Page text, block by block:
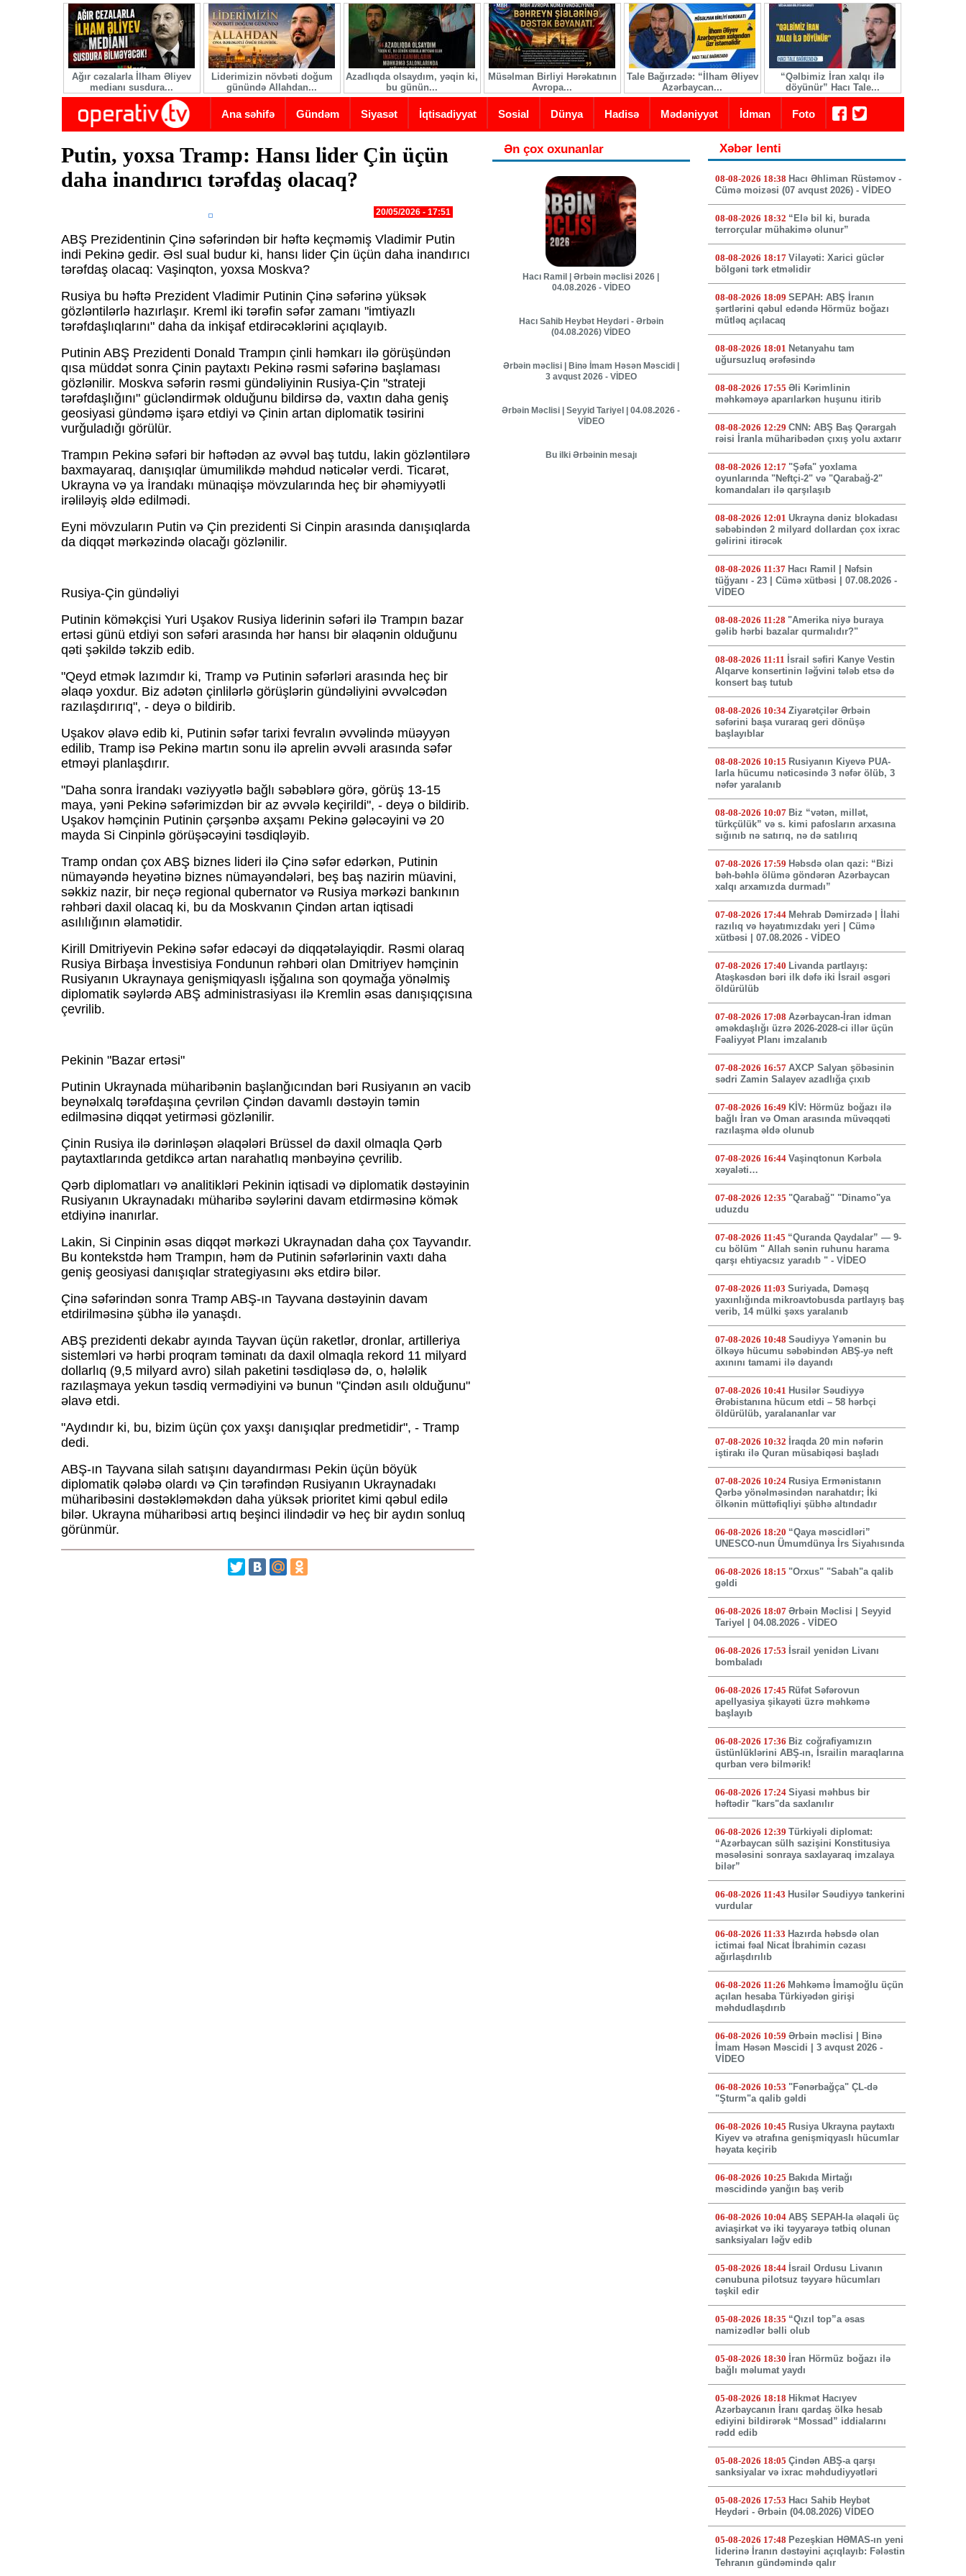
Skip to main content
Ağır cəzalarla İlham Əliyev
medianı susdura...
Liderimizin növbəti doğum
günündə Allahdan...
Azadlıqda olsaydım, yəqin ki,
bu günün...
Müsəlman Birliyi Hərəkatının
Avropa...
Tale Bağırzadə: “İlham Əliyev
Azərbaycan...
“Qəlbimiz İran xalqı ilə
döyünür” Hacı Tale...
Ana səhifə Gündəm Siyasət İqtisadiyyat Sosial Dünya Hadisə Mədəniyyət İdman Foto
Putin, yoxsa Tramp: Hansı lider Çin üçün
daha inandırıcı tərəfdaş olacaq?
20/05/2026 - 17:51
ABŞ Prezidentinin Çinə səfərindən bir həftə keçməmiş Vladimir Putin
indi Pekinə gedir. Əsl sual budur ki, hansı lider Çin üçün daha inandırıcı
tərəfdaş olacaq: Vaşinqton, yoxsa Moskva?
Rusiya bu həftə Prezident Vladimir Putinin Çinə səfərinə yüksək
gözləntilərlə hazırlaşır. Kreml iki tərəfin səfər zamanı "imtiyazlı
tərəfdaşlıqlarını" daha da inkişaf etdirəcəklərini açıqlayıb.
Putinin ABŞ Prezidenti Donald Trampın çinli həmkarı ilə görüşündən
qısa müddət sonra Çinin paytaxtı Pekinə rəsmi səfərinə başlaması
gözlənilir. Moskva səfərin rəsmi gündəliyinin Rusiya-Çin "strateji
tərəfdaşlığını" gücləndirmək olduğunu bildirsə də, vaxtın daha geniş
geosiyasi gündəmə işarə etdiyi və Çinin artan diplomatik təsirini
vurğuladığı görülür.
Trampın Pekinə səfəri bir həftədən az əvvəl baş tutdu, lakin gözləntilərə
baxmayaraq, danışıqlar ümumilikdə məhdud nəticələr verdi. Ticarət,
Ukrayna və ya İrandakı münaqişə mövzularında heç bir əhəmiyyətli
irəliləyiş əldə edilmədi.
Eyni mövzuların Putin və Çin prezidenti Si Cinpin arasında danışıqlarda
da diqqət mərkəzində olacağı gözlənilir.
Rusiya-Çin gündəliyi
Putinin köməkçisi Yuri Uşakov Rusiya liderinin səfəri ilə Trampın bazar
ertəsi günü etdiyi son səfəri arasında hər hansı bir əlaqənin olduğunu
qəti şəkildə təkzib edib.
"Qeyd etmək lazımdır ki, Tramp və Putinin səfərləri arasında heç bir
əlaqə yoxdur. Biz adətən çinlilərlə görüşlərin gündəliyini əvvəlcədən
razılaşdırırıq", - deyə o bildirib.
Uşakov əlavə edib ki, Putinin səfər tarixi fevralın əvvəlində müəyyən
edilib, Tramp isə Pekinə martın sonu ilə aprelin əvvəli arasında səfər
etməyi planlaşdırır.
"Daha sonra İrandakı vəziyyətlə bağlı səbəblərə görə, görüş 13-15
maya, yəni Pekinə səfərimizdən bir az əvvələ keçirildi", - deyə o bildirib.
Uşakov həmçinin Putinin çərşənbə axşamı Pekinə gələcəyini və 20
mayda Si Cinpinlə görüşəcəyini təsdiqləyib.
Tramp ondan çox ABŞ biznes lideri ilə Çinə səfər edərkən, Putinin
nümayəndə heyətinə biznes nümayəndələri, beş baş nazirin müavini,
səkkiz nazir, bir neçə regional qubernator və Rusiya mərkəzi bankının
rəhbəri daxil olacaq ki, bu da Moskvanın Çindən artan iqtisadi
asılılığının əlamətidir.
Kirill Dmitriyevin Pekinə səfər edəcəyi də diqqətəlayiqdir. Rəsmi olaraq
Rusiya Birbaşa İnvestisiya Fondunun rəhbəri olan Dmitriyev həmçinin
Rusiyanın Ukraynaya genişmiqyaslı işğalına son qoymağa yönəlmiş
diplomatik səylərdə ABŞ administrasiyası ilə Kremlin əsas danışıqçısına
çevrilib.
Pekinin "Bazar ertəsi"
Putinin Ukraynada müharibənin başlanğıcından bəri Rusiyanın ən vacib
beynəlxalq tərəfdaşına çevrilən Çindən davamlı dəstəyin təmin
edilməsinə diqqət yetirməsi gözlənilir.
Çinin Rusiya ilə dərinləşən əlaqələri Brüssel də daxil olmaqla Qərb
paytaxtlarında getdikcə artan narahatlıq mənbəyinə çevrilib.
Qərb diplomatları və analitikləri Pekinin iqtisadi və diplomatik dəstəyinin
Rusiyanın Ukraynadakı müharibə səylərini davam etdirməsinə kömək
etdiyinə inanırlar.
Lakin, Si Cinpinin əsas diqqət mərkəzi Ukraynadan daha çox Tayvandır.
Bu kontekstdə həm Trampın, həm də Putinin səfərlərinin vaxtı daha
geniş geosiyasi danışıqlar strategiyasını əks etdirə bilər.
Çinə səfərindən sonra Tramp ABŞ-ın Tayvana dəstəyinin davam
etdirilməsinə şübhə ilə yanaşdı.
ABŞ prezidenti dekabr ayında Tayvan üçün raketlər, dronlar, artilleriya
sistemləri və hərbi proqram təminatı da daxil olmaqla rekord 11 milyard
dollarlıq (9,5 milyard avro) silah paketini təsdiqləsə də, o, hələlik
razılaşmaya yekun təsdiq vermədiyini və bunun "Çindən asılı olduğunu"
əlavə etdi.
"Aydındır ki, bu, bizim üçün çox yaxşı danışıqlar predmetidir", - Tramp
dedi.
ABŞ-ın Tayvana silah satışını dayandırması Pekin üçün böyük
diplomatik qələbə olardı və Çin tərəfindən Rusiyanın Ukraynadakı
müharibəsini dəstəkləməkdən daha yüksək prioritet kimi qəbul edilə
bilər. Ukrayna müharibəsi artıq beşinci ilindədir və heç bir aydın sonluq
görünmür.
Ən çox oxunanlar
Hacı Ramil | Ərbəin məclisi 2026 |
04.08.2026 - VİDEO
Hacı Sahib Heybət Heydəri - Ərbəin
(04.08.2026) VİDEO
Ərbəin məclisi | Binə İmam Həsən Məscidi |
3 avqust 2026 - VİDEO
Ərbəin Məclisi | Seyyid Tariyel | 04.08.2026 -
VİDEO
Bu ilki Ərbəinin mesajı
Xəbər lenti
08-08-2026 18:38 Hacı Əhliman Rüstəmov -
Cümə moizəsi (07 avqust 2026) - VİDEO
08-08-2026 18:32 “Elə bil ki, burada
terrorçular mühakimə olunur”
08-08-2026 18:17 Vilayəti: Xarici güclər
bölgəni tərk etməlidir
08-08-2026 18:09 SEPAH: ABŞ İranın
şərtlərini qəbul edəndə Hörmüz boğazı
mütləq açılacaq
08-08-2026 18:01 Netanyahu tam
uğursuzluq ərəfəsində
08-08-2026 17:55 Əli Kərimlinin
məhkəməyə aparılarkən huşunu itirib
08-08-2026 12:29 CNN: ABŞ Baş Qərargah
rəisi İranla müharibədən çıxış yolu axtarır
08-08-2026 12:17 "Şəfa" yoxlama
oyunlarında "Neftçi-2" və "Qarabağ-2"
komandaları ilə qarşılaşıb
08-08-2026 12:01 Ukrayna dəniz blokadası
səbəbindən 2 milyard dollardan çox ixrac
gəlirini itirəcək
08-08-2026 11:37 Hacı Ramil | Nəfsin
tüğyanı - 23 | Cümə xütbəsi | 07.08.2026 -
VİDEO
08-08-2026 11:28 "Amerika niyə buraya
gəlib hərbi bazalar qurmalıdır?"
08-08-2026 11:11 İsrail səfiri Kanye Vestin
Alqarve konsertinin ləğvini tələb etsə də
konsert baş tutub
08-08-2026 10:34 Ziyarətçilər Ərbəin
səfərini başa vuraraq geri dönüşə
başlayıblar
08-08-2026 10:15 Rusiyanın Kiyevə PUA-
larla hücumu nəticəsində 3 nəfər ölüb, 3
nəfər yaralanıb
08-08-2026 10:07 Biz “vətən, millət,
türkçülük” və s. kimi pafosların arxasına
sığınıb nə satırıq, nə də satılırıq
07-08-2026 17:59 Həbsdə olan qazi: “Bizi
bəh-bəhlə ölümə göndərən Azərbaycan
xalqı arxamızda durmadı”
07-08-2026 17:44 Mehrab Dəmirzadə | İlahi
razılıq və həyatımızdakı yeri | Cümə
xütbəsi | 07.08.2026 - VİDEO
07-08-2026 17:40 Livanda partlayış:
Atəşkəsdən bəri ilk dəfə iki İsrail əsgəri
öldürülüb
07-08-2026 17:08 Azərbaycan-İran idman
əməkdaşlığı üzrə 2026-2028-ci illər üçün
Fəaliyyət Planı imzalanıb
07-08-2026 16:57 AXCP Salyan şöbəsinin
sədri Zamin Salayev azadlığa çıxıb
07-08-2026 16:49 KİV: Hörmüz boğazı ilə
bağlı İran və Oman arasında müvəqqəti
razılaşma əldə olunub
07-08-2026 16:44 Vaşinqtonun Kərbəla
xəyaləti…
07-08-2026 12:35 "Qarabağ" "Dinamo"ya
uduzdu
07-08-2026 11:45 “Quranda Qaydalar” — 9-
cu bölüm " Allah sənin ruhunu harama
qarşı ehtiyacsız yaradıb " - VİDEO
07-08-2026 11:03 Suriyada, Dəməşq
yaxınlığında mikroavtobusda partlayış baş
verib, 14 mülki şəxs yaralanıb
07-08-2026 10:48 Səudiyyə Yəmənin bu
ölkəyə hücumu səbəbindən ABŞ-yə neft
axınını tamami ilə dayandı
07-08-2026 10:41 Husilər Səudiyyə
Ərəbistanına hücum etdi – 58 hərbçi
öldürülüb, yaralananlar var
07-08-2026 10:32 İraqda 20 min nəfərin
iştirakı ilə Quran müsabiqəsi başladı
07-08-2026 10:24 Rusiya Ermənistanın
Qərbə yönəlməsindən narahatdır; İki
ölkənin müttəfiqliyi şübhə altındadır
06-08-2026 18:20 “Qaya məscidləri”
UNESCO-nun Ümumdünya İrs Siyahısında
06-08-2026 18:15 "Orxus" "Sabah"a qalib
gəldi
06-08-2026 18:07 Ərbəin Məclisi | Seyyid
Tariyel | 04.08.2026 - VİDEO
06-08-2026 17:53 İsrail yenidən Livanı
bombaladı
06-08-2026 17:45 Rüfət Səfərovun
apellyasiya şikayəti üzrə məhkəmə
başlayıb
06-08-2026 17:36 Biz coğrafiyamızın
üstünlüklərini ABŞ-ın, İsrailin maraqlarına
qurban verə bilmərik!
06-08-2026 17:24 Siyasi məhbus bir
həftədir "kars"da saxlanılır
06-08-2026 12:39 Türkiyəli diplomat:
“Azərbaycan sülh sazişini Konstitusiya
məsələsini sonraya saxlayaraq imzalaya
bilər”
06-08-2026 11:43 Husilər Səudiyyə tankerini
vurdular
06-08-2026 11:33 Hazırda həbsdə olan
ictimai fəal Nicat İbrahimin cəzası
ağırlaşdırılıb
06-08-2026 11:26 Məhkəmə İmamoğlu üçün
açılan hesaba Türkiyədən girişi
məhdudlaşdırıb
06-08-2026 10:59 Ərbəin məclisi | Binə
İmam Həsən Məscidi | 3 avqust 2026 -
VİDEO
06-08-2026 10:53 "Fənərbağça" ÇL-də
"Şturm"a qalib gəldi
06-08-2026 10:45 Rusiya Ukrayna paytaxtı
Kiyev və ətrafına genişmiqyaslı hücumlar
həyata keçirib
06-08-2026 10:25 Bakıda Mirtağı
məscidində yanğın baş verib
06-08-2026 10:04 ABŞ SEPAH-la əlaqəli üç
aviaşirkət və iki təyyarəyə tətbiq olunan
sanksiyaları ləğv edib
05-08-2026 18:44 İsrail Ordusu Livanın
cənubuna pilotsuz təyyarə hücumları
təşkil edir
05-08-2026 18:35 “Qızıl top”a əsas
namizədlər bəlli olub
05-08-2026 18:30 İran Hörmüz boğazı ilə
bağlı məlumat yaydı
05-08-2026 18:18 Hikmət Hacıyev
Azərbaycanın İranı qardaş ölkə hesab
ediyini bildirərək “Mossad” iddialarını
rədd edib
05-08-2026 18:05 Çindən ABŞ-a qarşı
sanksiyalar və ixrac məhdudiyyətləri
05-08-2026 17:53 Hacı Sahib Heybət
Heydəri - Ərbəin (04.08.2026) VİDEO
05-08-2026 17:48 Pezeşkian HƏMAS-ın yeni
liderinə İranın dəstəyini açıqlayıb: Fələstin
Tehranın gündəmində qalır